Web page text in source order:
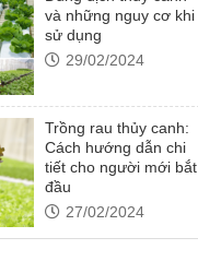
và những nguy cơ khi
sử dụng
29/02/2024
Trồng rau thủy canh:
Cách hướng dẫn chi
tiết cho người mới bắt
đầu
27/02/2024